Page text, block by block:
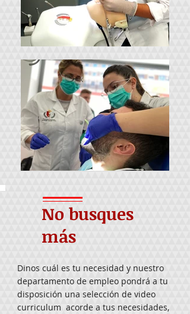
No busques
más
Dinos cuál es tu necesidad y nuestro
departamento de empleo pondrá a tu
disposición una selección de video
curriculum acorde a tus necesidades,